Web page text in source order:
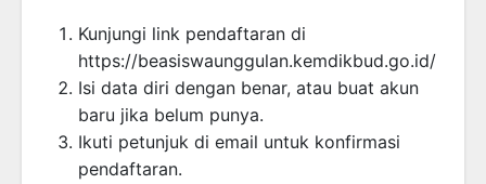
Kunjungi link pendaftaran di
https://beasiswaunggulan.kemdikbud.go.id/
Isi data diri dengan benar, atau buat akun
baru jika belum punya.
Ikuti petunjuk di email untuk konfirmasi
pendaftaran.